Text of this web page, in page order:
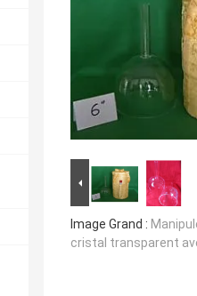
Image Grand :
cristal transparent